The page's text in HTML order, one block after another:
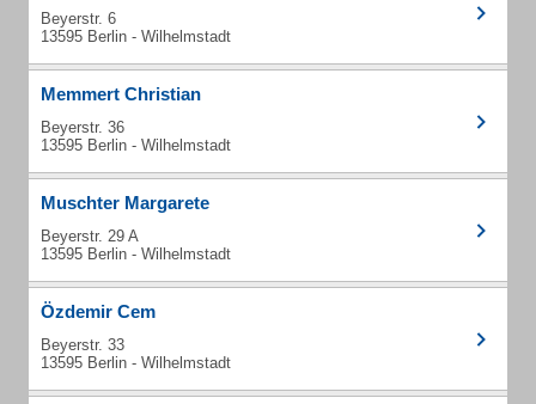
Beyerstr. 6
13595 Berlin - Wilhelmstadt
Memmert Christian
Beyerstr. 36
13595 Berlin - Wilhelmstadt
Muschter Margarete
Beyerstr. 29 A
13595 Berlin - Wilhelmstadt
Özdemir Cem
Beyerstr. 33
13595 Berlin - Wilhelmstadt